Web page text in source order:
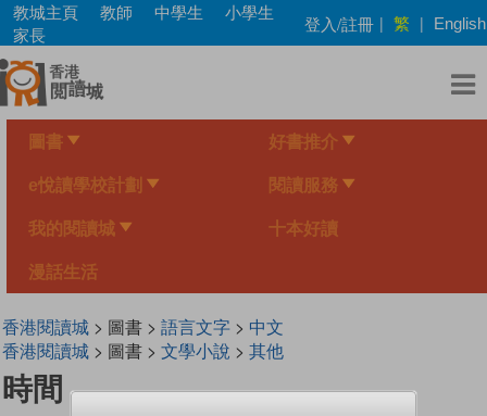
Skip
main
content
教城主頁 教師 中學生
小學生
家長
登入/註冊 | 繁 | English
圖書 好書推介
e悅讀學校計劃 閱讀服務
我的閱讀城 十本好讀
漫話生活
香港閱讀城> 圖書 > 語言文字> 中文
香港閱讀城> 圖書 > 文學小說 > 其他
時間